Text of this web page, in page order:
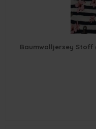
Baumwolljersey Stoff